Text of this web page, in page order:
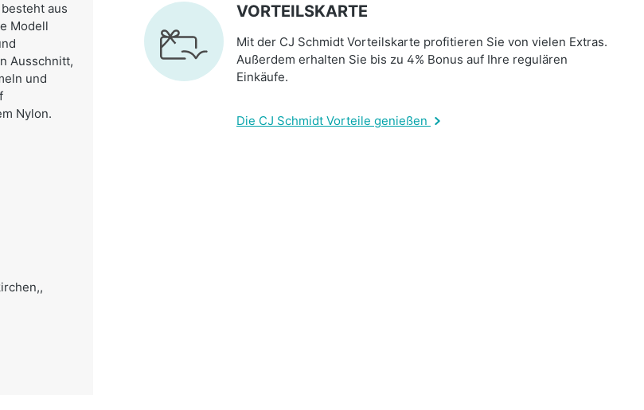
aus
Modell
Ausschnitt,
und
Nylon.
VORTEILSKARTE
Mit der CJ Schmidt Vorteilskarte profitieren Sie von vielen Extras.
Außerdem erhalten Sie bis zu 4% Bonus auf Ihre regulären
Einkäufe.
Die CJ Schmidt Vorteile genießen